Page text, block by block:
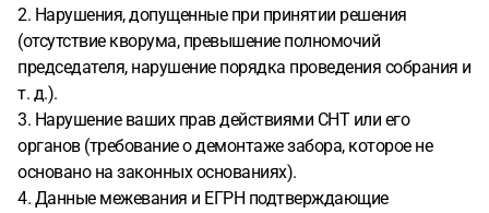
2. Нарушения, допущенные при принятии решения
(отсутствие кворума, превышение полномочий
председателя, нарушение порядка проведения собрания и
т. д.).
3. Нарушение ваших прав действиями СНТ или его
органов (требование о демонтаже забора, которое не
основано на законных основаниях).
4. Данные межевания и ЕГРН подтверждающие